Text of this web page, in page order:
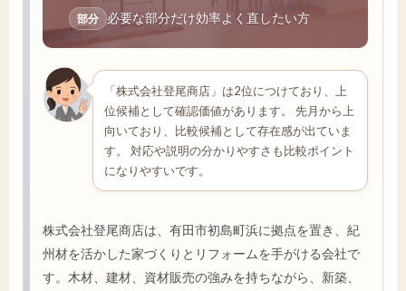
部分 必要な部分だけ効率よく直したい方
「株式会社登尾商店」は2位につけており、上
位候補として確認価値があります。 先月から上
向いており、比較候補として存在感が出ていま
す。 対応や説明の分かりやすさも比較ポイント
になりやすいです。
株式会社登尾商店は、有田市初島町浜に拠点を置き、紀
州材を活かした家づくりとリフォームを手がける会社で
す。木材、建材、資材販売の強みを持ちながら、新築、